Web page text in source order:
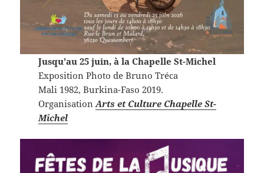
Jusqu’au 25 juin, à la Chapelle St-Michel
Exposition Photo de Bruno Tréca
Mali 1982, Burkina-Faso 2019.
OrganisationArts et Culture Chapelle St-
Michel